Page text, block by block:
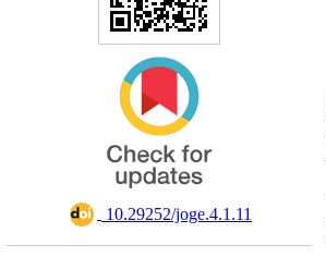
‎ 10.29252/joge.4.1.11